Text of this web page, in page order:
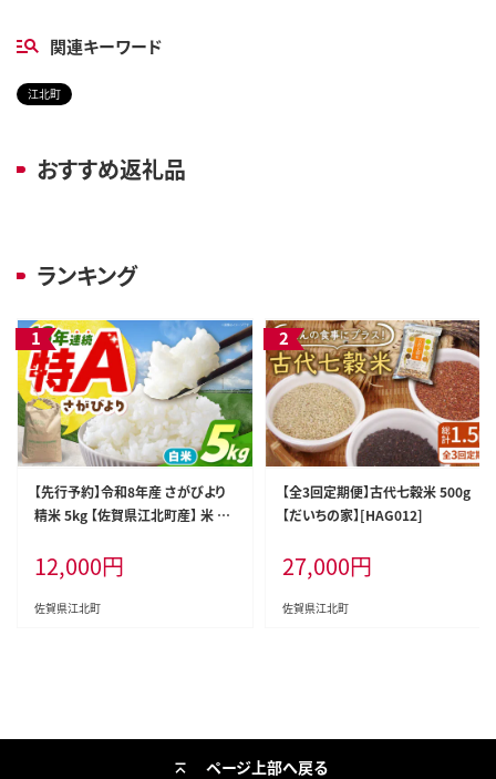
関連キーワード
江北町
おすすめ返礼品
ランキング
【先行予約】令和8年産 さがびより
精米 5kg 【佐賀県江北町産】 米 白
12,000円
佐賀県江北町
【全3回定期便】古代七穀米 500g
【だいちの家】[HAG012]
27,000円
佐賀県江北町
ページ上部へ戻る